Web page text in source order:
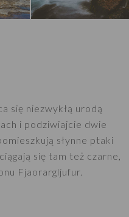
się niezwykłą urodą
i podziwiajcie dwie
słynne ptaki
się tam też czarne,
Fjaorargljufur.